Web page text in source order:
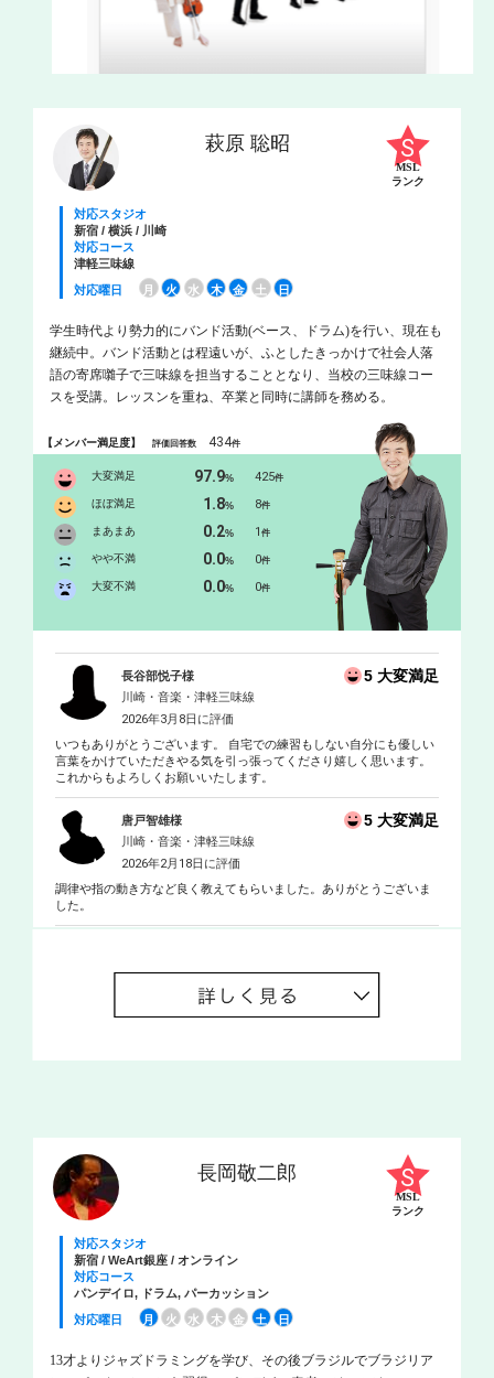
萩原 聡昭
MSL
ランク
対応スタジオ
新宿 / 横浜 / 川崎
対応コース
津軽三味線
対応曜日
月 火 水 木 金 土 日
学生時代より勢力的にバンド活動(ベース、ドラム)を行い、現在も
継続中。バンド活動とは程遠いが、ふとしたきっかけで社会人落
語の寄席囃子で三味線を担当することとなり、当校の三味線コー
スを受講。レッスンを重ね、卒業と同時に講師を務める。
【メンバー満足度】評価回答数 434件
大変満足 97.9% 425件
ほぼ満足 1.8% 8件
まあまあ 0.2% 1件
やや不満 0.0% 0件
大変不満 0.0% 0件
長谷部悦子様 5 大変満足
川崎・音楽・津軽三味線
2026年3月8日に評価
いつもありがとうございます。 自宅での練習もしない自分にも優しい
言葉をかけていただきやる気を引っ張ってくださり嬉しく思います。
これからもよろしくお願いいたします。
唐戸智雄様 5 大変満足
川崎・音楽・津軽三味線
2026年2月18日に評価
調律や指の動き方など良く教えてもらいました。ありがとうございま
した。
長岡敬二郎
MSL
ランク
対応スタジオ
新宿 / WeArt銀座 / オンライン
対応コース
パンデイロ, ドラム, パーカッション
対応曜日
月 火 水 木 金 土 日
13才よりジャズドラミングを学び、その後ブラジルでブラジリア